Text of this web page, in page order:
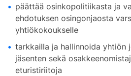
päättää osinkopolitiikasta ja
ehdotuksen osingonjaosta
yhtiökokoukselle
tarkkailla ja hallinnoida yhtiön
jäsenten sekä
eturistiriitoja